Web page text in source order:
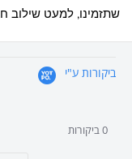
שתזמינו, למעט שילוב
ביקורות ע"י
0 ביקורות